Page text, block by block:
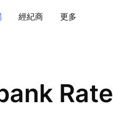
經紀商 更多
Rate